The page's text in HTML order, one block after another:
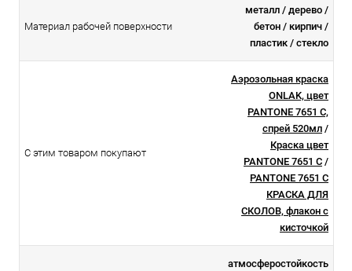
Материал рабочей поверхности
металл / дерево /
бетон / кирпич /
пластик / стекло
С этим товаром покупают
Аэрозольная краска
ONLAK, цвет
PANTONE 7651 C,
спрей 520мл /
Краска цвет
PANTONE 7651 C /
PANTONE 7651 C
КРАСКА ДЛЯ
СКОЛОВ, флакон с
кисточкой
атмосферостойкоcть